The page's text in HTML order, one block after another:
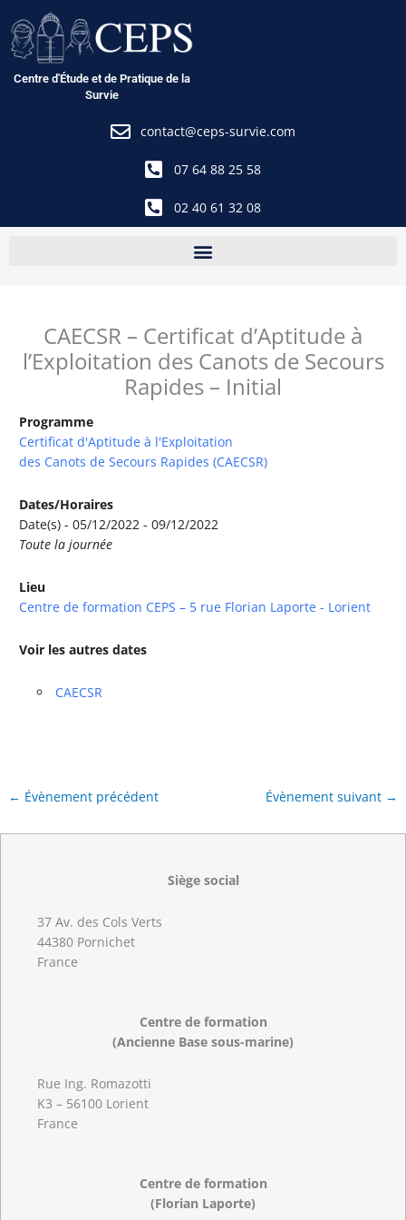
au
contenu
Centre d'Étude et de Pratique de la
Survie
contact@ceps-survie.com
07 64 88 25 58
02 40 61 32 08
CAECSR – Certificat d’Aptitude à
l’Exploitation des Canots de Secours
Rapides – Initial
Programme
Certificat d'Aptitude à l'Exploitation
des Canots de Secours Rapides (CAECSR)
Dates/Horaires
Date(s) - 05/12/2022 - 09/12/2022
Toute la journée
Lieu
Centre de formation CEPS – 5 rue Florian Laporte - Lorient
Voir les autres dates
CAECSR
← Évènement précédent Évènement suivant →
Siège social
37 Av. des Cols Verts
44380 Pornichet
France
Centre de formation
(Ancienne Base sous-marine)
Rue Ing. Romazotti
K3 – 56100 Lorient
France
Centre de formation
(Florian Laporte)